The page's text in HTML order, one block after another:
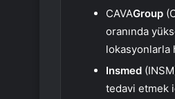
CAVAGroup
oranında
lokasyonlarla
Insmed
tedavi etmek